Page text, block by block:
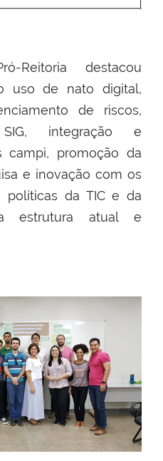
Reitoria destacou
uso de nato digital,
de riscos,
integração e
campi, promoção da
e inovação com os
políticas da TIC e da
estrutura atual e